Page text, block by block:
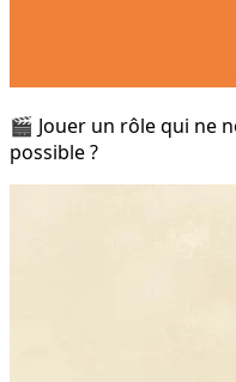
🎬 Jouer un rôle qui ne
possible ?